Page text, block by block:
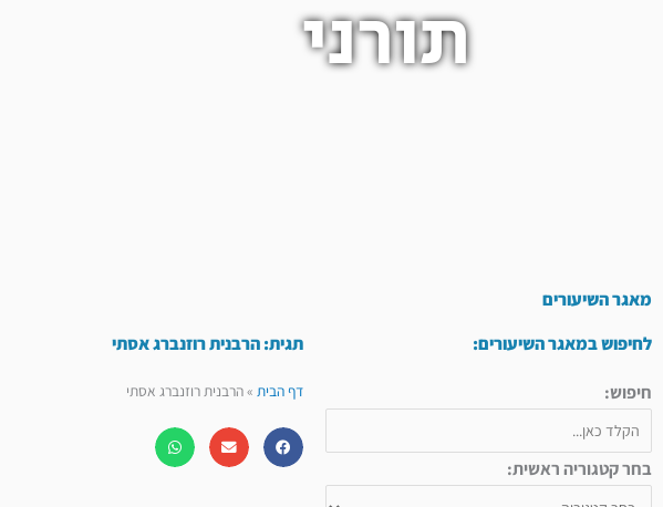
תורני
מאגר השיעורים
לחיפוש במאגר השיעורים:
חיפוש:
בחר קטגוריה ראשית:
תגית: הרבנית רוזנברג אסתי
דף הבית»הרבנית רוזנברג אסתי